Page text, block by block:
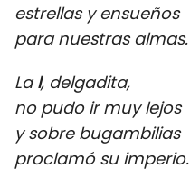
estrellas y ensueños
para nuestras almas.
LaI, delgadita,
no pudo ir muy lejos
y sobre bugambilias
proclamó su imperio.